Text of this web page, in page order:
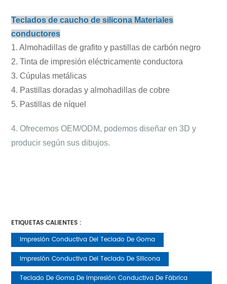
Teclados de caucho de silicona Materiales
conductores
1. Almohadillas de grafito y pastillas de carbón negro
2. Tinta de impresión eléctricamente conductora
3. Cúpulas metálicas
4. Pastillas doradas y almohadillas de cobre
5. Pastillas de níquel
4. Ofrecemos OEM/ODM, podemos diseñar en 3D y
producir según sus dibujos.
ETIQUETAS CALIENTES :
Impresión Conductiva Del Teclado De Goma
Impresión Conductiva Del Teclado De Silicona
Teclado De Goma De Impresión Conductiva De Fábrica